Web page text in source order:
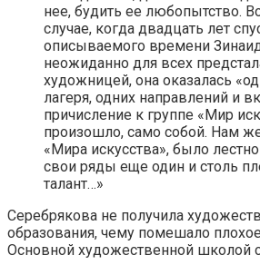
нее, будить ее любопытство.
случае, когда двадцать лет
описываемого времени
неожиданно для всех
художницей, она оказалась
лагеря, одних направлений и
причисление к группе «Мир
произошло, само собой. Нам
«Мира искусства», было
свои ряды еще один и столь
талант…»
Серебрякова не получила
образования, чему помешало
Основной художественной школой